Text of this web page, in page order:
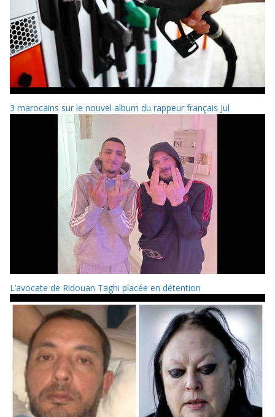
3 marocains sur le nouvel album du rappeur français Jul
L’avocate de Ridouan Taghi placée en détention